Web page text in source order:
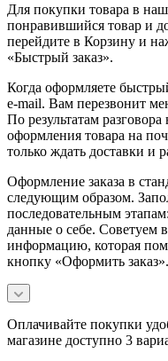
Для покупки товара в
понравившийся товар и
перейдите в Корзину и
«Быстрый заказ».
Когда оформляете
e-mail. Вам перезвонит
По результатам
оформления товара на
только ждать доставки и
Оформление заказа в
следующим образом.
последовательным
данные о себе. Советуем
информацию, которая
кнопку «Оформить заказ».
Оплачивайте покупки
магазине доступно 3